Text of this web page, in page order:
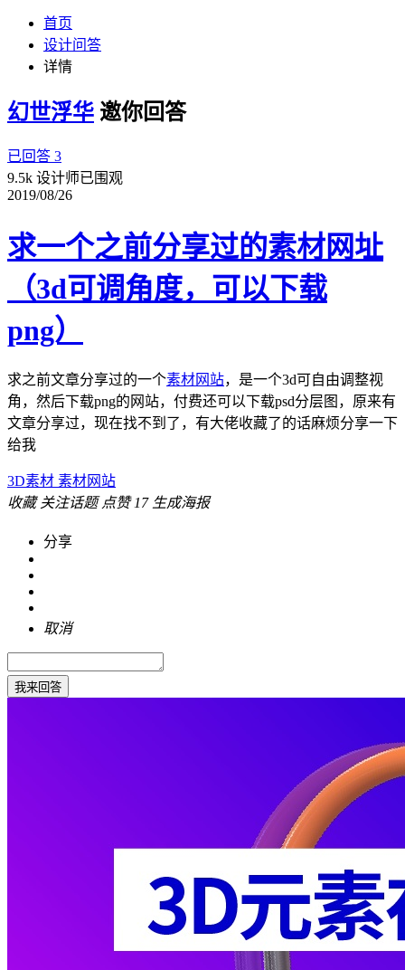
首页
设计问答
详情
幻世浮华 邀你回答
已回答 3
9.5k 设计师已围观
2019/08/26
求一个之前分享过的素材网址
（3d可调角度，可以下载
png）
求之前文章分享过的一个素材网站，是一个3d可自由调整视
角，然后下载png的网站，付费还可以下载psd分层图，原来有
文章分享过，现在找不到了，有大佬收藏了的话麻烦分享一下
给我
3D素材 素材网站
收藏 关注话题 点赞 17 生成海报
分享
取消
我来回答